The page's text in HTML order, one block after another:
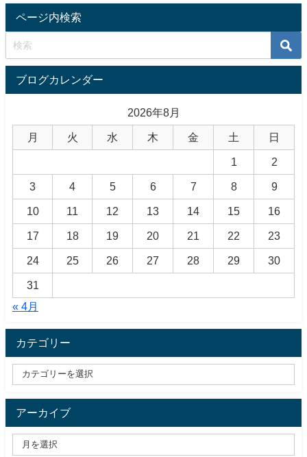
ページ内検索
ブログカレンダー
2026年8月
月 火 水 木 金 土 日
1 2
3 4 5 6 7 8 9
10 11 12 13 14 15 16
17 18 19 20 21 22 23
24 25 26 27 28 29 30
31
« 4月
カテゴリー
アーカイブ